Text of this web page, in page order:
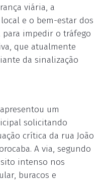
viária, a
e o bem-estar dos
para impedir o tráfego
que atualmente
da sinalização
um
solicitando
crítica da rua João
A via, segundo
intenso nos
buracos e